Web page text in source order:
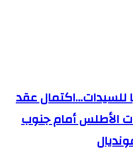
للسيدات…اكتمال عقد
الأطلس أمام جنوب